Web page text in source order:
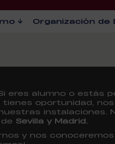
Organización de
eres alumno o estás
oportunidad,
instalaciones.
Sevilla y Madrid.
y nos conoceremos